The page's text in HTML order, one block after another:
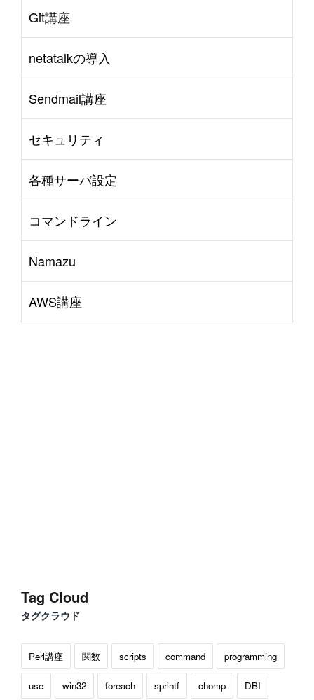
Git講座
netatalkの導入
Sendmail講座
セキュリティ
各種サーバ設定
コマンドライン
Namazu
AWS講座
Tag Cloud
タグクラウド
Perl講座 関数 scripts command programming
use win32 foreach sprintf chomp DBI